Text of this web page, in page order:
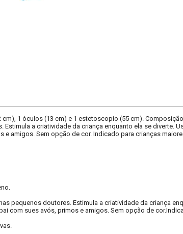
1 óculos (13 cm) e 1 estetoscopio (55 cm).
Estimula a criatividade da criança enquanto ela se diverte.
e amigos. Sem opção de cor. Indicado para crianças
pequenos doutores. Estimula a criatividade da criança
com sues avós, primos e amigos. Sem opção de